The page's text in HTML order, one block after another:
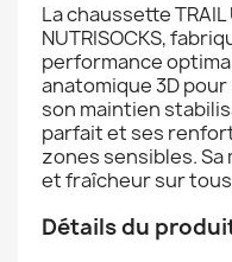
La chaussette TRAIL
NUTRISOCKS,
performance
anatomique 3D
son maintien
parfait et ses
zones sensibles.
et fraîcheur sur
Détails du